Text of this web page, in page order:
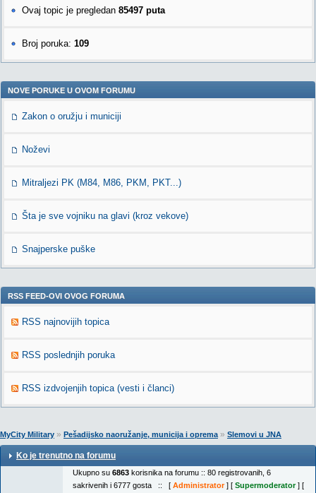
Ovaj topic je pregledan 85497 puta
Broj poruka: 109
NOVE PORUKE U OVOM FORUMU
Zakon o oružju i municiji
Noževi
Mitraljezi PK (M84, M86, PKM, PKT...)
Šta je sve vojniku na glavi (kroz vekove)
Snajperske puške
RSS FEED-OVI OVOG FORUMA
RSS najnovijih topica
RSS poslednjih poruka
RSS izdvojenjih topica (vesti i članci)
MyCity Military » Pešadijsko naoružanje, municija i oprema» Slemovi u JNA
Ko je trenutno na forumu
Ukupno su 6863 korisnika na forumu :: 80 registrovanih, 6
sakrivenih i 6777 gosta :: [ Administrator] [ Supermoderator] [